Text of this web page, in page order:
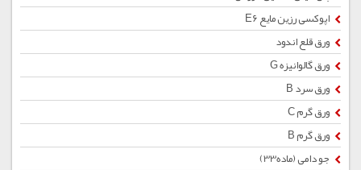
اپوکسی رزین مایع E6
ورق قلع اندود
ورق گالوانیزه G
ورق سرد B
ورق گرم C
ورق گرم B
جو دامی (ماده33)